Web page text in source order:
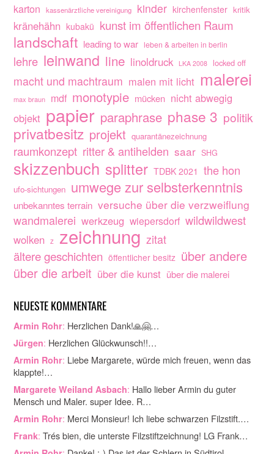
karton kassenärztliche vereinigung kinder kirchenfenster kritik
kränehähn kubakü kunst im öffentlichen Raum
landschaft leading to war leben & arbeiten in berlin
lehre leinwand line linoldruck LKA 2008 locked off
macht und machtraum malen mit licht malerei
max braun mdf monotypie mücken nicht abwegig
objekt papier paraphrase phase 3 politik
privatbesitz projekt quarantänezeichnung
raumkonzept ritter & antihelden saar SHG
skizzenbuch splitter TDBK 2021 the hon
ufo-sichtungen umwege zur selbsterkenntnis
unbekanntes terrain versuche über die verzweiflung
wandmalerei werkzeug wiepersdorf wildwildwest
wolken z zeichnung zitat
ältere geschichten öffentlicher besitz über andere
über die arbeit über die kunst über die malerei
NEUESTE KOMMENTARE
Armin Rohr: Herzlichen Dank!🙏🤗…
Jürgen: Herzlichen Glückwunsch!!…
Armin Rohr: Liebe Margarete, würde mich freuen, wenn das
klappte!…
Margarete Weiland Asbach: Hallo lieber Armin du guter
Mensch und Maler. super Idee. R…
Armin Rohr: Merci Monsieur! Ich liebe schwarzen Filzstift.…
Frank: Trés bien, die unterste Filzstiftzeichnung! LG Frank…